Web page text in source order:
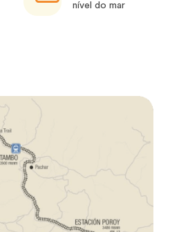
nível do mar